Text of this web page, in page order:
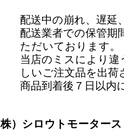
配送中の崩れ、遅延
配送業者での保管期
ただいております。
当店のミスにより
しいご注文品を出
商品到着後７日以内
株）シロウトモータース